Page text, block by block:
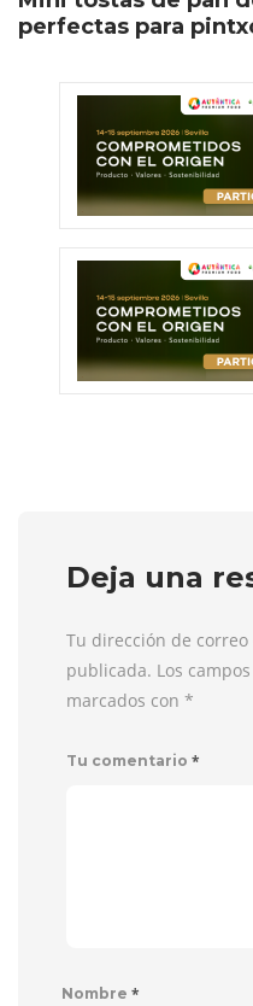
perfectas para
Deja una
Tu dirección de
publicada. Los
marcados con *
Tu comentario *
Nombre *